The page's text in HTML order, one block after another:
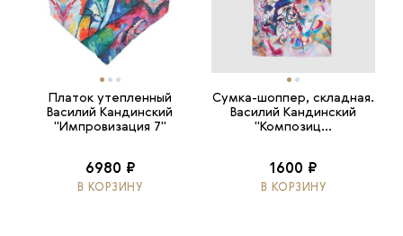
Платок утепленный
Василий Кандинский
"Импровизация 7"
6980 ₽
В КОРЗИНУ
Сумка-шоппер, складная.
Василий Кандинский
"Композиц...
1600 ₽
В КОРЗИНУ